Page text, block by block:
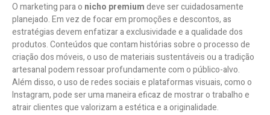
O marketing para o nicho premiumdeve ser cuidadosamente
planejado. Em vez de focar em promoções e descontos, as
estratégias devem enfatizar a exclusividade e a qualidade dos
produtos. Conteúdos que contam histórias sobre o processo de
criação dos móveis, o uso de materiais sustentáveis ou a tradição
artesanal podem ressoar profundamente com o público-alvo.
Além disso, o uso de redes sociais e plataformas visuais, como o
Instagram, pode ser uma maneira eficaz de mostrar o trabalho e
atrair clientes que valorizam a estética e a originalidade.